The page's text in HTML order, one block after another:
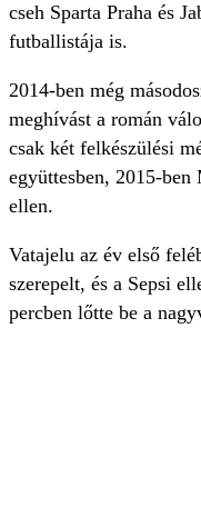
cseh Sparta Praha és
futballistája is.
2014-ben még
meghívást a román
csak két felkészülési
együttesben, 2015-
ellen.
Vatajelu az év első
szerepelt, és a Sepsi
percben lőtte be a